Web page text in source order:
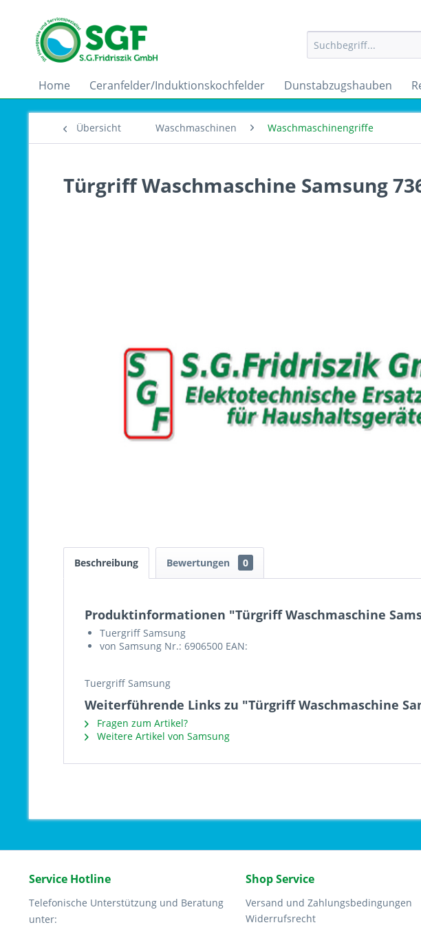
Home Ceranfelder/Induktionskochfelder Dunstabzugshauben
Übersicht Waschmaschinen Waschmaschinengriffe
Türgriff Waschmaschine Samsung
Beschreibung Bewertungen 0
Produktinformationen "Türgriff Waschmaschine
Tuergriff Samsung
von Samsung Nr.: 6906500 EAN:
Tuergriff Samsung
Weiterführende Links zu "Türgriff Waschmaschine
Fragen zum Artikel?
Weitere Artikel von Samsung
Service Hotline
Telefonische Unterstützung und Beratung
unter:
Shop Service
Versand und Zahlungsbedingungen
Widerrufsrecht